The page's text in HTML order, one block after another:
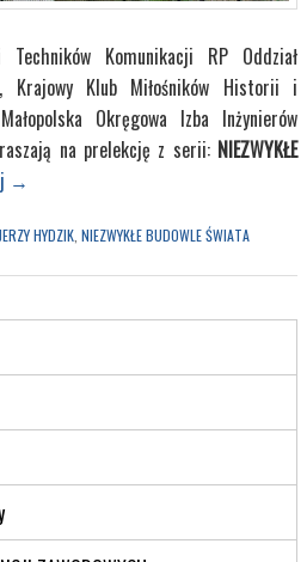
Techników Komunikacji RP Oddział
Krajowy Klub Miłośników Historii i
Okręgowa Izba Inżynierów
na prelekcję z serii: NIEZWYKŁE
→
HYDZIK, NIEZWYKŁE BUDOWLE ŚWIATA